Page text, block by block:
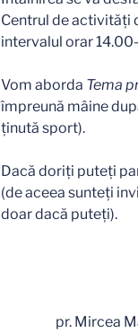
Centrul de activități
intervalul orar
Vom aborda Tema
împreună mâine
ținută sport).
Dacă doriți puteți
(de aceea sunteți
doar dacă puteți).
pr. Mircea